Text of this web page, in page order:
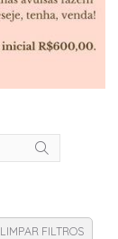
LIMPAR FILTROS